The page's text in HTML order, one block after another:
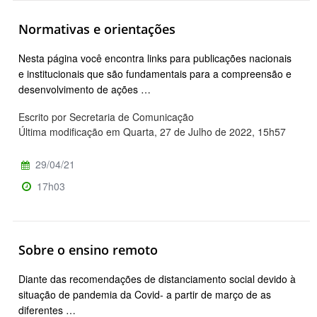
Normativas e orientações
Nesta página você encontra links para publicações nacionais
e institucionais que são fundamentais para a compreensão e
desenvolvimento de ações …
Escrito por Secretaria de Comunicação
Última modificação em Quarta, 27 de Julho de 2022, 15h57
29/04/21
17h03
Sobre o ensino remoto
Diante das recomendações de distanciamento social devido à
situação de pandemia da Covid- a partir de março de as
diferentes …